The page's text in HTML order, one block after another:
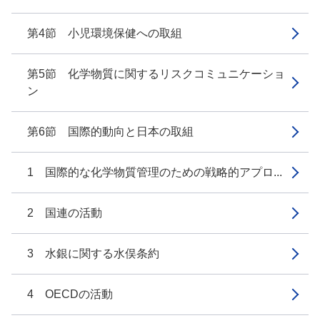
第4節 小児環境保健への取組
第5節 化学物質に関するリスクコミュニケーショ
ン
第6節 国際的動向と日本の取組
1 国際的な化学物質管理のための戦略的アプロ...
2 国連の活動
3 水銀に関する水俣条約
4 OECDの活動